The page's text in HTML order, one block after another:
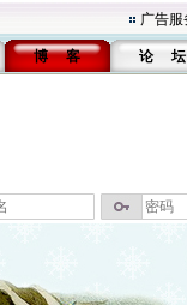
广告服
博 客 论 坛